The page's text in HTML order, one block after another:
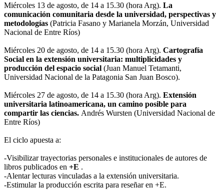
Miércoles 13 de agosto, de 14 a 15.30 (hora Arg). La
comunicación comunitaria desde la universidad, perspectivas y
metodologías (Patricia Fasano y Marianela Morzán, Universidad
Nacional de Entre Ríos)
Miércoles 20 de agosto, de 14 a 15.30 (hora Arg). Cartografía
Social en la extensión universitaria: multiplicidades y
producción del espacio social (Juan Manuel Tetamanti,
Universidad Nacional de la Patagonia San Juan Bosco).
Miércoles 27 de agosto, de 14 a 15.30 (hora Arg). Extensión
universitaria latinoamericana, un camino posible para
compartir las ciencias. Andrés Wursten (Universidad Nacional de
Entre Ríos)
El ciclo apuesta a:
-Visibilizar trayectorias personales e institucionales de autores de
libros publicados en +E .
-Alentar lecturas vinculadas a la extensión universitaria.
-Estimular la producción escrita para reseñar en +E.